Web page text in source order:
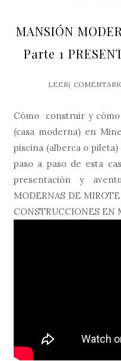
MANSIÓN
Parte 1
LEER(
Cómo construir y
(casa moderna) en
piscina (alberca o
paso a paso de esta
presentación y
MODERNAS DE
CONSTRUCCIONES EN